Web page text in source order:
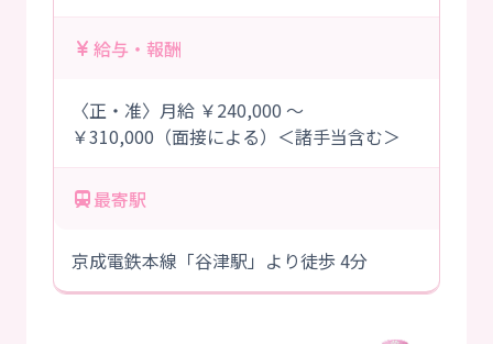
給与・報酬
〈正・准〉月給 ￥240,000 ～
￥310,000（面接による）＜諸手当含む＞
最寄駅
京成電鉄本線「谷津駅」より徒歩 4分